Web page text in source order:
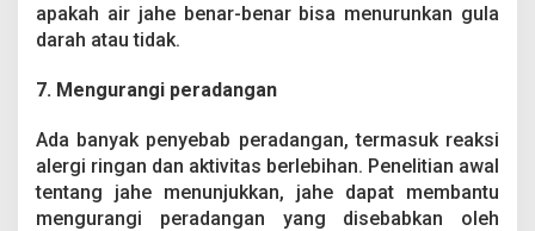
apakah air jahe benar-benar bisa menurunkan gula
darah atau tidak.
7. Mengurangi peradangan
Ada banyak penyebab peradangan, termasuk reaksi
alergi ringan dan aktivitas berlebihan. Penelitian awal
tentang jahe menunjukkan, jahe dapat membantu
mengurangi peradangan yang disebabkan oleh